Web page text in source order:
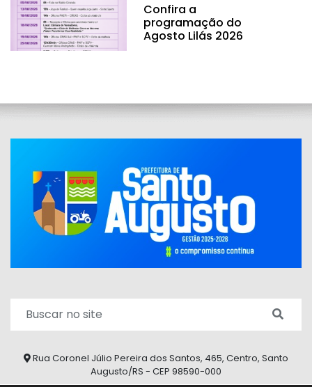
Confira a
programação do
Agosto Lilás 2026
Rua Coronel Júlio Pereira dos Santos, 465, Centro, Santo
Augusto/RS - CEP 98590-000